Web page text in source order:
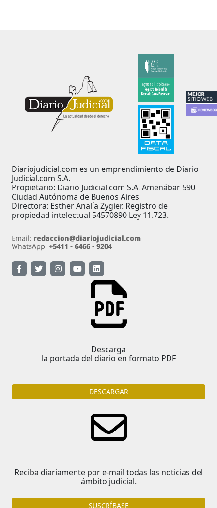
Diariojudicial.com es un emprendimiento de Diario
Judicial.com S.A.
Propietario: Diario Judicial.com S.A. Amenábar 590
Ciudad Autónoma de Buenos Aires
Directora: Esther Analía Zygier. Registro de
propiedad intelectual 54570890 Ley 11.723.
Descarga
la portada del diario en formato PDF
DESCARGAR
Reciba diariamente por e-mail todas las noticias del
ámbito judicial.
SUSCRÍBASE